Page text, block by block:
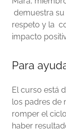
demuestra
respeto y la
impacto
Para
El curso está
los padres de
romper el
haber